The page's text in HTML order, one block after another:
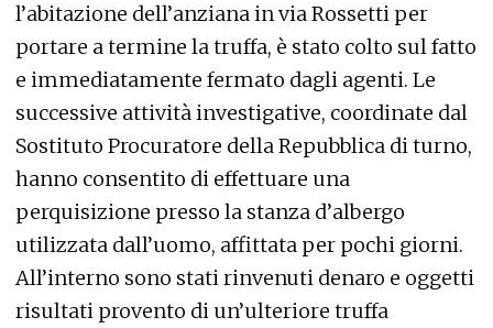
l’abitazione dell’anziana in via Rossetti per
portare a termine la truffa, è stato colto sul fatto
e immediatamente fermato dagli agenti. Le
successive attività investigative, coordinate dal
Sostituto Procuratore della Repubblica di turno,
hanno consentito di effettuare una
perquisizione presso la stanza d’albergo
utilizzata dall’uomo, affittata per pochi giorni.
All’interno sono stati rinvenuti denaro e oggetti
risultati provento di un’ulteriore truffa